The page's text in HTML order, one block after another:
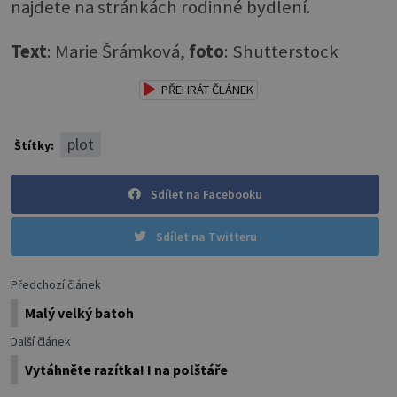
najdete na stránkách rodinné bydlení.
Text: Marie Šrámková, foto: Shutterstock
PŘEHRÁT ČLÁNEK
Štítky: plot
Sdílet na Facebooku
Sdílet na Twitteru
Předchozí článek
Malý velký batoh
Další článek
Vytáhněte razítka! I na polštáře